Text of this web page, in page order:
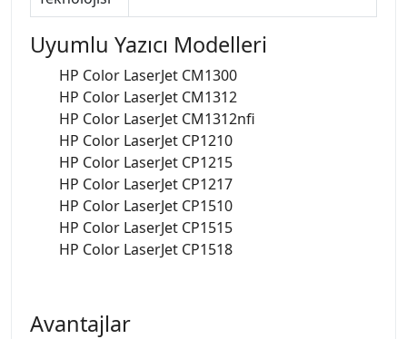
Uyumlu Yazıcı Modelleri
HP Color LaserJet CM1300
HP Color LaserJet CM1312
HP Color LaserJet CM1312nfi
HP Color LaserJet CP1210
HP Color LaserJet CP1215
HP Color LaserJet CP1217
HP Color LaserJet CP1510
HP Color LaserJet CP1515
HP Color LaserJet CP1518
Avantajlar